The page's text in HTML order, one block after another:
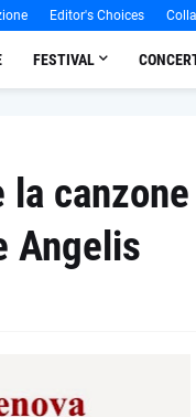
Editor's Choices
FESTIVAL
la
Angelis